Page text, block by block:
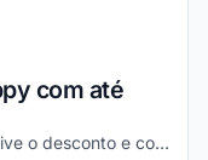
com até
É isso mesmo! Você não leu errado. Ative o desconto e confira essa novidade!